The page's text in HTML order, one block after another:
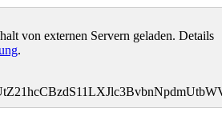
von externen Servern geladen. Details
.